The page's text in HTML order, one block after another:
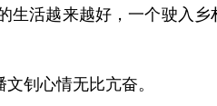
活越来越好，一个驶入乡
钊心情无比亢奋。